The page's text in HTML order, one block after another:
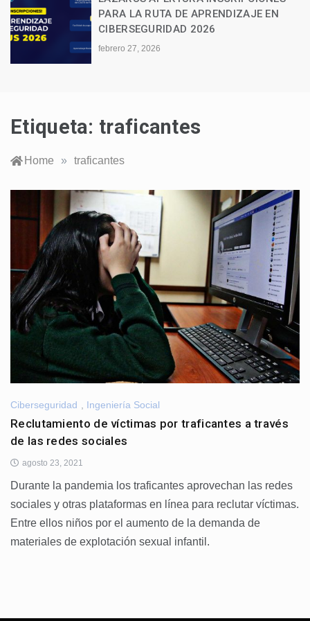
PARA LA RUTA DE APRENDIZAJE EN
CIBERSEGURIDAD 2026
febrero 27, 2026
Etiqueta: traficantes
Home » traficantes
Ciberseguridad Ingeniería Social
Reclutamiento de víctimas por traficantes a través
de las redes sociales
agosto 23, 2021
Durante la pandemia los traficantes aprovechan las redes
sociales y otras plataformas en línea para reclutar víctimas.
Entre ellos niños por el aumento de la demanda de
materiales de explotación sexual infantil.